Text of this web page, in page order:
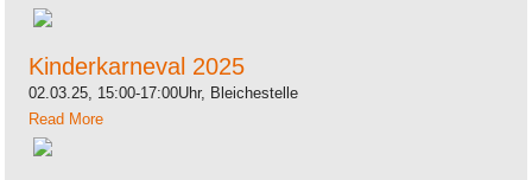
Kinderkarneval 2025
02.03.25, 15:00-17:00Uhr, Bleichestelle
Read More